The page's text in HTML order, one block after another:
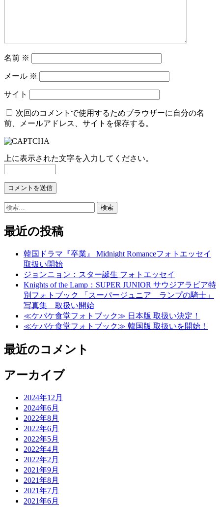
名前 ※
メール ※
サイト
次回のコメントで使用するためブラウザーに自分の名
前、メールアドレス、サイトを保存する。
上に表示された文字を入力してください。
検
最近の投稿
韓国ドラマ『卒業』 Midnight Romanceフォトエッセイ
取扱い開始
ジョンニョン：スター誕生 フォトエッセイ
Knights of the Lamp：SUPER JUNIOR サウジアラビア特
別フォトブック 「スーパージュニア ランプの騎士」
写真集 取扱い開始
≪ケバケ食堂フォトブック≫ 日本版 取扱い決定！
≪ケバケ食堂フォトブック≫ 韓国版 取扱いを開始！
最近のコメント
アーカイブ
2024年12月
2024年6月
2022年8月
2022年6月
2022年5月
2022年4月
2022年2月
2021年9月
2021年8月
2021年7月
2021年6月